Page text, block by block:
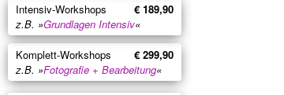
Intensiv-Workshops
€ 189,90
z.B. »Grundlagen Intensiv«
Komplett-Workshops
€ 299,90
z.B. »Fotografie + Bearbeitung«